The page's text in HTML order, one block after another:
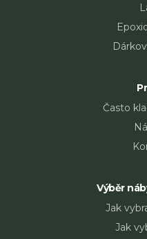
Často
Výběr
Jak
Jak